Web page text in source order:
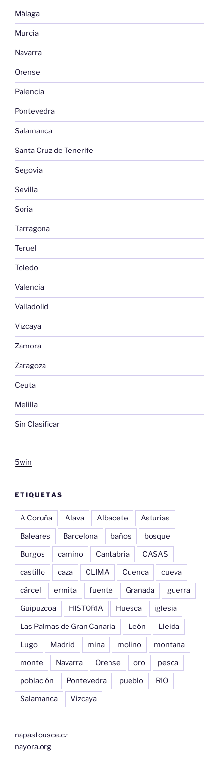
Málaga
Murcia
Navarra
Orense
Palencia
Pontevedra
Salamanca
Santa Cruz de Tenerife
Segovia
Sevilla
Soria
Tarragona
Teruel
Toledo
Valencia
Valladolid
Vizcaya
Zamora
Zaragoza
Ceuta
Melilla
Sin Clasificar
5win
ETIQUETAS
A Coruña Alava Albacete Asturias
Baleares Barcelona baños bosque
Burgos camino Cantabria CASAS
castillo caza CLIMA Cuenca cueva
cárcel ermita fuente Granada guerra
Guipuzcoa HISTORIA Huesca iglesia
Las Palmas de Gran Canaria León Lleida
Lugo Madrid mina molino montaña
monte Navarra Orense oro pesca
población Pontevedra pueblo RIO
Salamanca Vizcaya
napastousce.cz
nayora.org